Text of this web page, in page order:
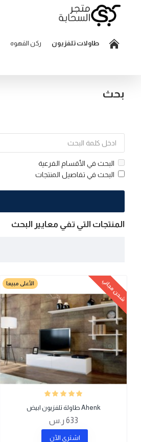
طاولات تلفزيون ركن القهوه
بحث
البحث في الأقسام الفرعية
البحث في تفاصيل المنتجات
المنتجات التي تفي معايير البحث
الأعلى مبيعا شحن مجاني
Ahenk طاولة تلفزيون ابيض
633 ر.س
اشتري اﻵن